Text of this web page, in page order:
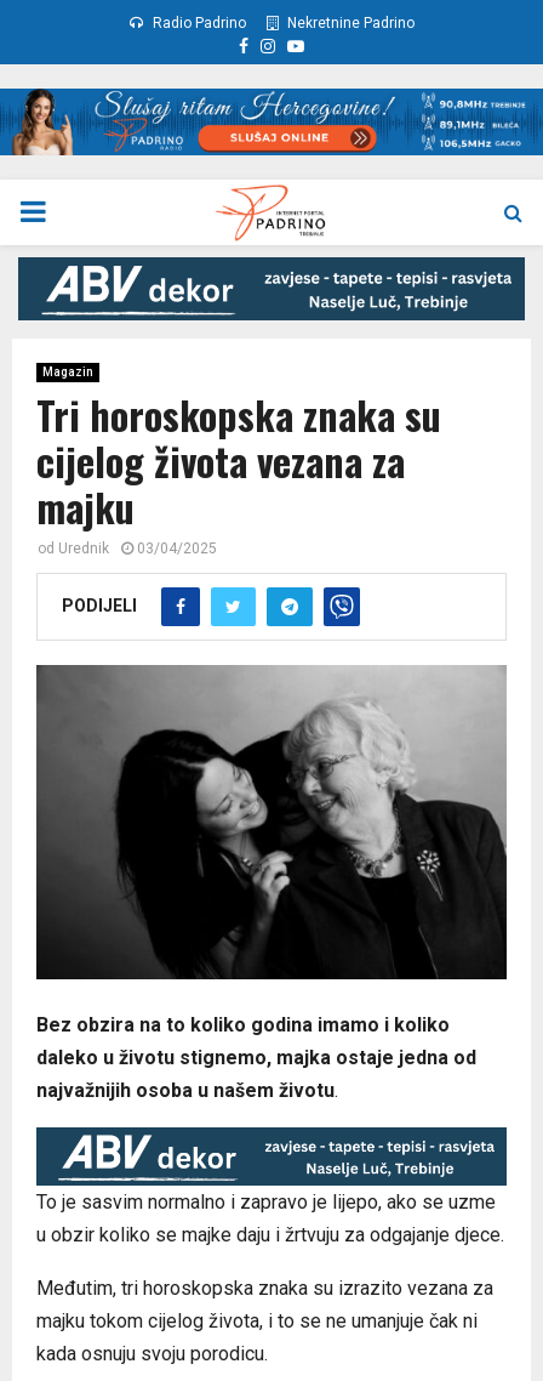
Radio Padrino Nekretnine Padrino
Facebook
Instagram
Youtube
PRIMARY
MENU
Magazin
Tri horoskopska znaka su
cijelog života vezana za
majku
od Urednik 03/04/2025
PODIJELI
Bez obzira na to koliko godina imamo i koliko
daleko u životu stignemo, majka ostaje jedna od
najvažnijih osoba u našem životu.
To je sasvim normalno i zapravo je lijepo, ako se uzme
u obzir koliko se majke daju i žrtvuju za odgajanje djece.
Međutim, tri horoskopska znaka su izrazito vezana za
majku tokom cijelog života, i to se ne umanjuje čak ni
kada osnuju svoju porodicu.